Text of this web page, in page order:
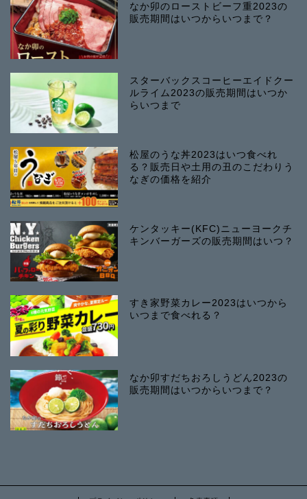
なか卯のローストビーフ重2023の
販売期間はいつからいつまで？
スターバックスコーヒーエイドクー
ルライム2023の販売期間はいつか
らいつまで
松屋のうな丼2023はいつ食べれ
る？販売日や土用の丑のこだわりう
なぎの価格を紹介
ケンタッキー(KFC)ニューヨークチ
キンバーガーズの販売期間はいつ？
すき家野菜カレー2023はいつから
いつまで食べれる？
なか卯すだちおろしうどん2023の
販売期間はいつからいつまで？